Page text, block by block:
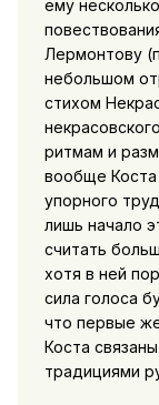
ему
Лермонтову
небольшом
стихом
ритмам и
вообще Коста
упорного
лишь начало
считать
хотя в ней
сила голоса
что первые
Коста
традициями